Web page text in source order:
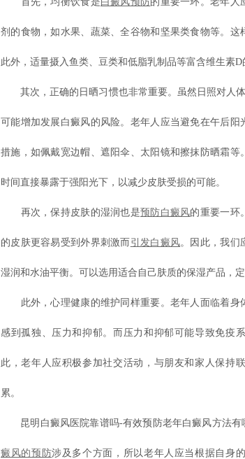
剂的食物，如水果、蔬菜、全谷物和坚果类食物等。这
此外，适量摄入鱼类、豆类和低脂乳制品等富含维生素
其次，正确的日晒习惯也非常重要。虽然日照对人
可能增加发展白癜风的风险。老年人应当避免在午后
措施，如佩戴宽边帽、遮阳伞、太阳镜和擦抹防晒霜
时间直接暴露于强阳光下，以减少皮肤受损的可能。
再次，保持皮肤的湿润也是预防白癜风的重要一环
的皮肤更容易受到外界刺激而 引发白癜风。因此，我们
湿润和水油平衡。可以选用适合自己肤质的保湿产品，
此外，心理健康的维护同样重要。老年人面临着身
感到孤独、压力和抑郁。而压力和抑郁可能导致免疫
此，老年人应积极参加社交活动，与朋友和家人保持
累。
昆明白癜风医院靠谱吗-有效预防老年白癜风方法有
癜风的预防涉及多个方面，所以老年人应当根据自身